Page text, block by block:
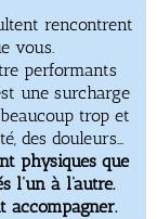
rencontrent
vous.
performants
une surcharge
trop et
des douleurs...
physiques que
l’un à l’autre.
accompagner.